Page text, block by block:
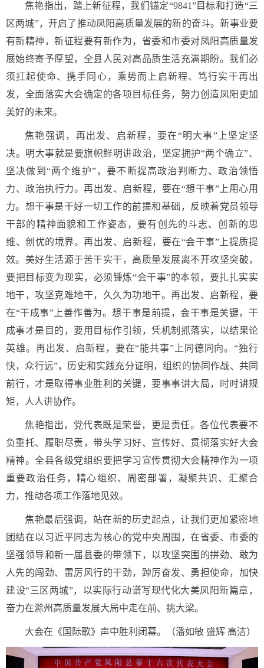
焦艳指出，踏上新征程，我们锚定“9841”目标和打造“三
区两城”，开启了推动凤阳高质量发展的新的奋斗。新事业要
有新精神，新征程要有新作为，省委和市委对凤阳高质量发
展始终寄予厚望，全县人民对高品质生活充满期盼。我们必
须扛起使命、携手同心，乘势而上启新程、笃行实干再出
发，全面落实大会确定的各项目标任务，努力创造凤阳更加
美好的未来。
焦艳强调，再出发、启新程，要在“明大事”上坚定坚
决。明大事就是要旗帜鲜明讲政治，坚定拥护“两个确立”、
坚决做到“两个维护”，要不断提高政治判断力、政治领悟
力、政治执行力。再出发、启新程，要在“想干事”上用心用
力。想干事是干好一切工作的前提和基础，反映着党员领导
干部的精神面貌和工作姿态，要有创先的斗志、创新的思
维、创优的境界。再出发、启新程，要在“会干事”上提质提
效。美好生活源于苦干实干，高质量发展离不开攻坚突破，
要把目标变为现实，必须锤炼“会干事”的本领，要扎扎实实
地干，攻坚克难地干，久久为功地干。再出发、启新程，要
在“干成事”上善作善为。想干事是前提，会干事是关键，干
成事才是目的，要用目标作引领，凭机制抓落实，以结果论
英雄。再出发、启新程，要在“能共事”上同德同向。“独行
快，众行远”，历史和实践充分证明，组织的协同作战、共同
前行，才是取得事业胜利的关键，要事事讲大局，时时讲规
矩，人人讲协作。
焦艳指出，党代表既是荣誉，更是责任。各位代表要不
负重托、履职尽责，带头学习好、宣传好、贯彻落实好大会
精神。全县各级党组织要把学习宣传贯彻大会精神作为一项
重要政治任务，精心组织、周密部署，凝聚共识、汇聚合
力，推动各项工作落地见效。
焦艳最后强调，站在新的历史起点，让我们更加紧密地
团结在以习近平同志为核心的党中央周围，在省委、市委的
坚强领导和新一届县委的带领下，以攻坚突围的拼劲、敢为
人先的闯劲、雷厉风行的干劲，踔厉奋发、勇担使命，加快
建设“三区两城”，以实际行动谱写现代化大美凤阳新篇章，
奋力在滁州高质量发展大局中走在前、挑大梁。
大会在《国际歌》声中胜利闭幕。（潘如敏 盛辉 高洁）